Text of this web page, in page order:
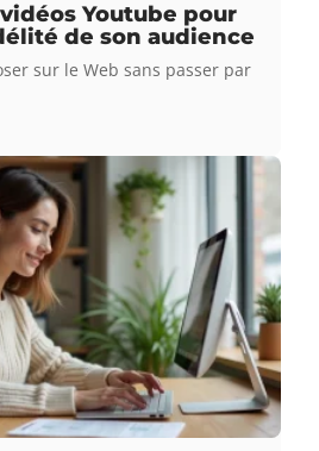
Youtube pour
de son audience
sur le Web sans passer par